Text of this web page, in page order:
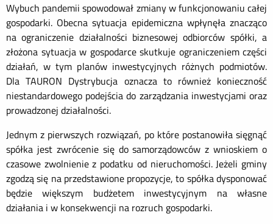
Wybuch pandemii spowodował zmiany w funkcjonowaniu całej
gospodarki. Obecna sytuacja epidemiczna wpłynęła znacząco
na ograniczenie działalności biznesowej odbiorców spółki, a
złożona sytuacja w gospodarce skutkuje ograniczeniem części
działań, w tym planów inwestycyjnych różnych podmiotów.
Dla TAURON Dystrybucja oznacza to również konieczność
niestandardowego podejścia do zarządzania inwestycjami oraz
prowadzonej działalności.
Jednym z pierwszych rozwiązań, po które postanowiła sięgnąć
spółka jest zwrócenie się do samorządowców z wnioskiem o
czasowe zwolnienie z podatku od nieruchomości. Jeżeli gminy
zgodzą się na przedstawione propozycje, to spółka dysponować
będzie większym budżetem inwestycyjnym na własne
działania i w konsekwencji na rozruch gospodarki.